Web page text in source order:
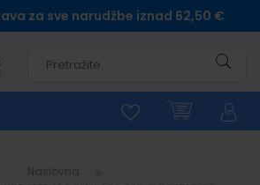
za sve narudžbe iznad 62,50 €
Naslovna